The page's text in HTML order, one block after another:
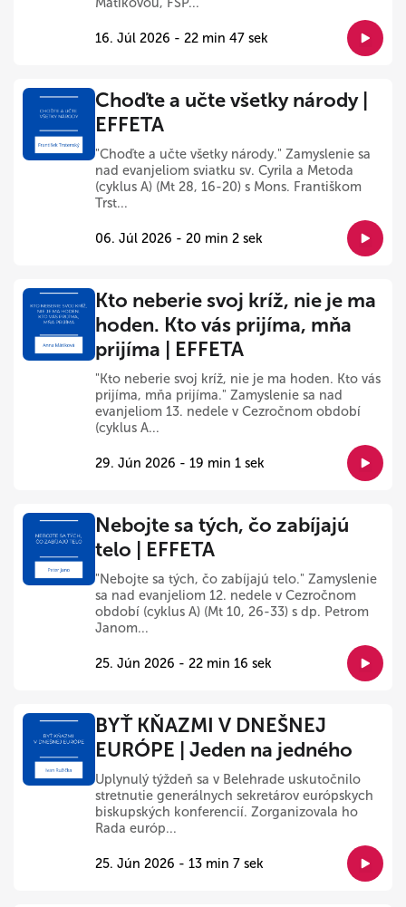
16. Júl 2026 - 22 min 47 sek
Choďte a učte všetky národy |
EFFETA
"Choďte a učte všetky národy." Zamyslenie sa
nad evanjeliom sviatku sv. Cyrila a Metoda
(cyklus A) (Mt 28, 16-20) s Mons. Františkom
Trst...
06. Júl 2026 - 20 min 2 sek
Kto neberie svoj kríž, nie je ma
hoden. Kto vás prijíma, mňa
prijíma | EFFETA
"Kto neberie svoj kríž, nie je ma hoden. Kto vás
prijíma, mňa prijíma." Zamyslenie sa nad
evanjeliom 13. nedele v Cezročnom období
(cyklus A...
29. Jún 2026 - 19 min 1 sek
Nebojte sa tých, čo zabíjajú
telo | EFFETA
"Nebojte sa tých, čo zabíjajú telo." Zamyslenie
sa nad evanjeliom 12. nedele v Cezročnom
období (cyklus A) (Mt 10, 26-33) s dp. Petrom
Janom...
25. Jún 2026 - 22 min 16 sek
BYŤ KŇAZMI V DNEŠNEJ
EURÓPE | Jeden na jedného
Uplynulý týždeň sa v Belehrade uskutočnilo
stretnutie generálnych sekretárov európskych
biskupských konferencií. Zorganizovala ho
Rada európ...
25. Jún 2026 - 13 min 7 sek